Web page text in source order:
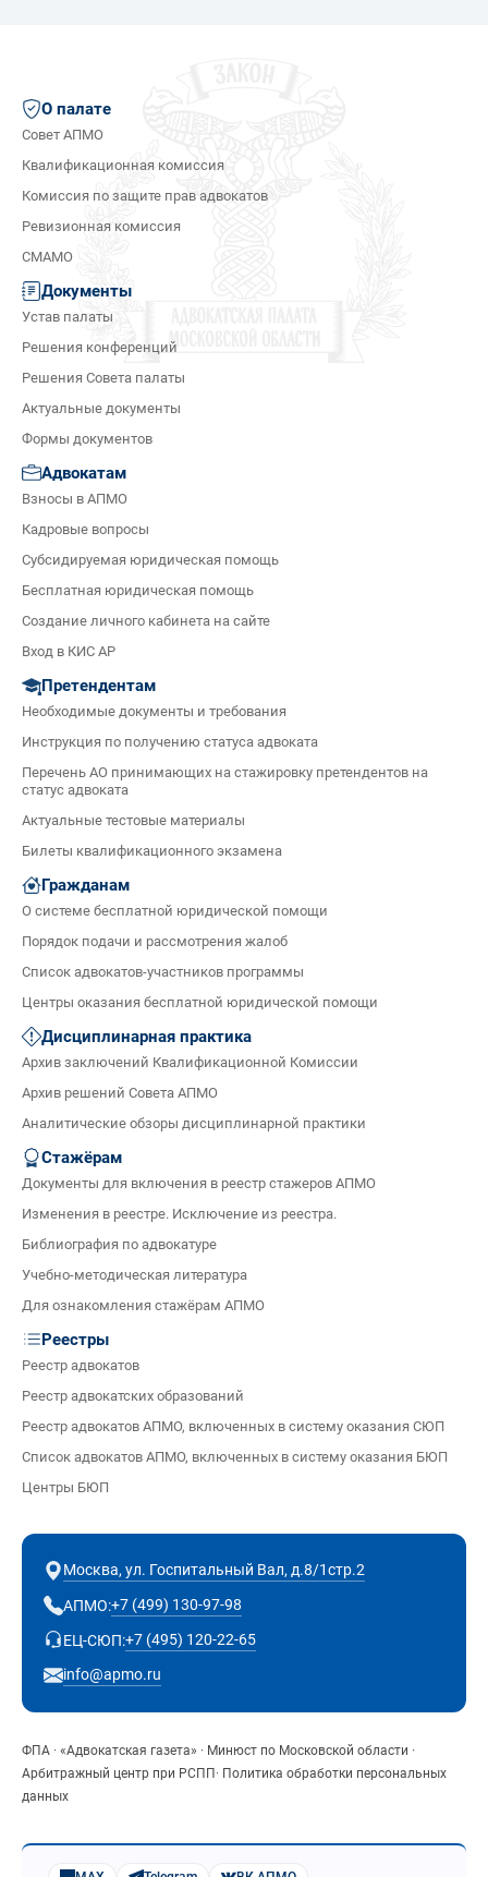
О палате
Совет АПМО
Квалификационная комиссия
Комиссия по защите прав адвокатов
Ревизионная комиссия
СМАМО
Документы
Устав палаты
Решения конференций
Решения Совета палаты
Актуальные документы
Формы документов
Адвокатам
Взносы в АПМО
Кадровые вопросы
Субсидируемая юридическая помощь
Бесплатная юридическая помощь
Создание личного кабинета на сайте
Вход в КИС АР
Претендентам
Необходимые документы и требования
Инструкция по получению статуса адвоката
Перечень АО принимающих на стажировку претендентов на
статус адвоката
Актуальные тестовые материалы
Билеты квалификационного экзамена
Гражданам
О системе бесплатной юридической помощи
Порядок подачи и рассмотрения жалоб
Список адвокатов-участников программы
Центры оказания бесплатной юридической помощи
Дисциплинарная практика
Архив заключений Квалификационной Комиссии
Архив решений Совета АПМО
Аналитические обзоры дисциплинарной практики
Стажёрам
Документы для включения в реестр стажеров АПМО
Изменения в реестре. Исключение из реестра.
Библиография по адвокатуре
Учебно-методическая литература
Для ознакомления стажёрам АПМО
Реестры
Реестр адвокатов
Реестр адвокатских образований
Реестр адвокатов АПМО, включенных в систему оказания СЮП
Список адвокатов АПМО, включенных в систему оказания БЮП
Центры БЮП
Москва, ул. Госпитальный Вал, д.8/1стр.2
АПМО:+7 (499) 130-97-98
ЕЦ-СЮП:+7 (495) 120-22-65
info@apmo.ru
ФПА · «Адвокатская газета» · Минюст по Московской области ·
Арбитражный центр при РСПП · Политика обработки персональных
данных